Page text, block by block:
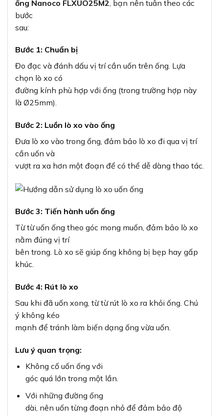
ống Nanoco FLXUO25M2 , bạn nên tuân theo các
bước
sau:
Bước 1: Chuẩn bị
Đo đạc và đánh dấu vị trí cần uốn trên ống. Lựa
chọn lò xo có
đường kính phù hợp với ống (trong trường hợp này
là Ø25mm).
Bước 2: Luồn lò xo vào ống
Đưa lò xo vào trong ống, đảm bảo lò xo đi qua vị trí
cần uốn và
vượt ra xa hơn một đoạn để có thể dễ dàng thao tác.
Bước 3: Tiến hành uốn ống
Từ từ uốn ống theo góc mong muốn, đảm bảo lò xo
nằm đúng vị trí
bên trong. Lò xo sẽ giúp ống không bị bẹp hay gấp
khúc.
Bước 4: Rút lò xo
Sau khi đã uốn xong, từ từ rút lò xo ra khỏi ống. Chú
ý không kéo
mạnh để tránh làm biến dạng ống vừa uốn.
Lưu ý quan trọng:
Không cố uốn ống với
góc quá lớn trong một lần.
Với những đường ống
dài, nên uốn từng đoạn nhỏ để đảm bảo độ